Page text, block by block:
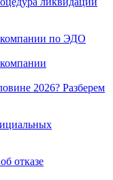
по ЭДО
2026? Разберем
отказе